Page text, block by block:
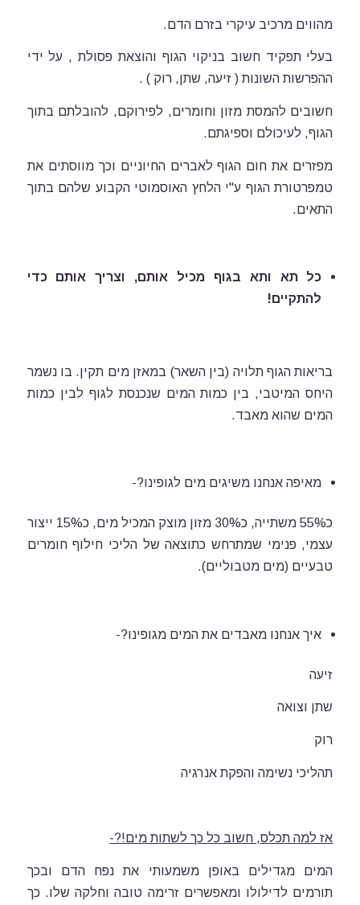
מהווים מרכיב עיקרי בזרם הדם.
בעלי תפקיד חשוב בניקוי הגוף והוצאת פסולת , על ידי
ההפרשות השונות ( זיעה, שתן, רוק ) .
חשובים להמסת מזון וחומרים, לפירוקם, להובלתם בתוך
הגוף, לעיכולם וספיגתם.
מפזרים את חום הגוף לאברים החיוניים וכך מווסתים את
טמפרטורת הגוף ע"י הלחץ האוסמוטי הקבוע שלהם בתוך
התאים.
כל תא ותא בגוף מכיל אותם, וצריך אותם כדי
להתקיים!
בריאות הגוף תלויה (בין השאר) במאזן מים תקין. בו נשמר
היחס המיטבי, בין כמות המים שנכנסת לגוף לבין כמות
המים שהוא מאבד.
מאיפה אנחנו משיגים מים לגופינו?-
כ55% משתייה, כ30% מזון מוצק המכיל מים, כ15% ייצור
עצמי, פנימי שמתרחש כתוצאה של הליכי חילוף חומרים
טבעיים (מים מטבוליים).
איך אנחנו מאבדים את המים מגופינו?-
זיעה
שתן וצואה
רוק
תהליכי נשימה והפקת אנרגיה
אז למה תכלס, חשוב כל כך לשתות מים!?-
המים מגדילים באופן משמעותי את נפח הדם ובכך
תורמים לדילולו ומאפשרים זרימה טובה וחלקה שלו. כך